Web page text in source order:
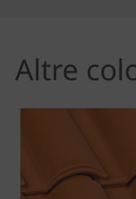
Altre